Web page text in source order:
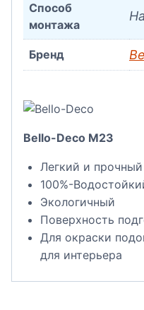
Способ
монтажа
Бренд
Bello-Deco M23
Легкий и
100%-
Экологичный
Поверхность
Для окраски
для интерьера